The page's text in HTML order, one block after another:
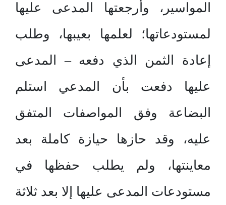
المواسير، وأرجعتها المدعى عليها
لمستودعاتها؛ لعلمها بعيبها، وطلب
إعادة الثمن الذي دفعه – المدعى
عليها دفعت بأن المدعي استلم
البضاعة وفق المواصفات المتفق
عليه، وقد حازها حيازة كاملة بعد
معاينتها، ولم يطلب حفظها في
مستودعات المدعى عليها إلا بعد ثلاثة